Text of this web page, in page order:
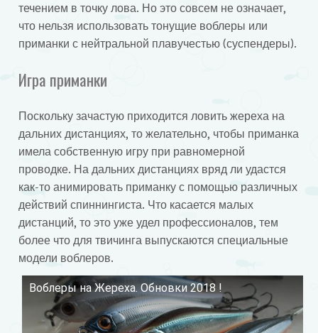
течением в точку лова. Но это совсем не означает,
что нельзя использовать тонущие воблеры или
приманки с нейтральной плавучестью (суспендеры).
Игра приманки
Поскольку зачастую приходится ловить жереха на
дальних дистанциях, то желательно, чтобы приманка
имела собственную игру при равномерной
проводке. На дальних дистанциях вряд ли удастся
как-то анимировать приманку с помощью различных
действий спиннингиста. Что касается малых
дистанций, то это уже удел профессионалов, тем
более что для твичинга выпускаются специальные
модели воблеров.
Воблеры на Жереха. Обновки 2018 !
Смотрите это видео на YouTube